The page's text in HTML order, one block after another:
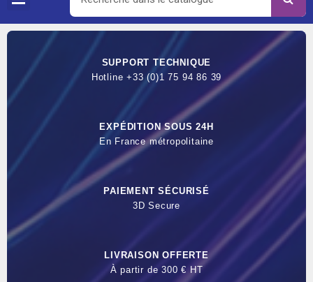
SUPPORT TECHNIQUE
Hotline +33 (0)1 75 94 86 39
EXPÉDITION SOUS 24H
En France métropolitaine
PAIEMENT SÉCURISÉ
3D Secure
LIVRAISON OFFERTE
À partir de 300 € HT